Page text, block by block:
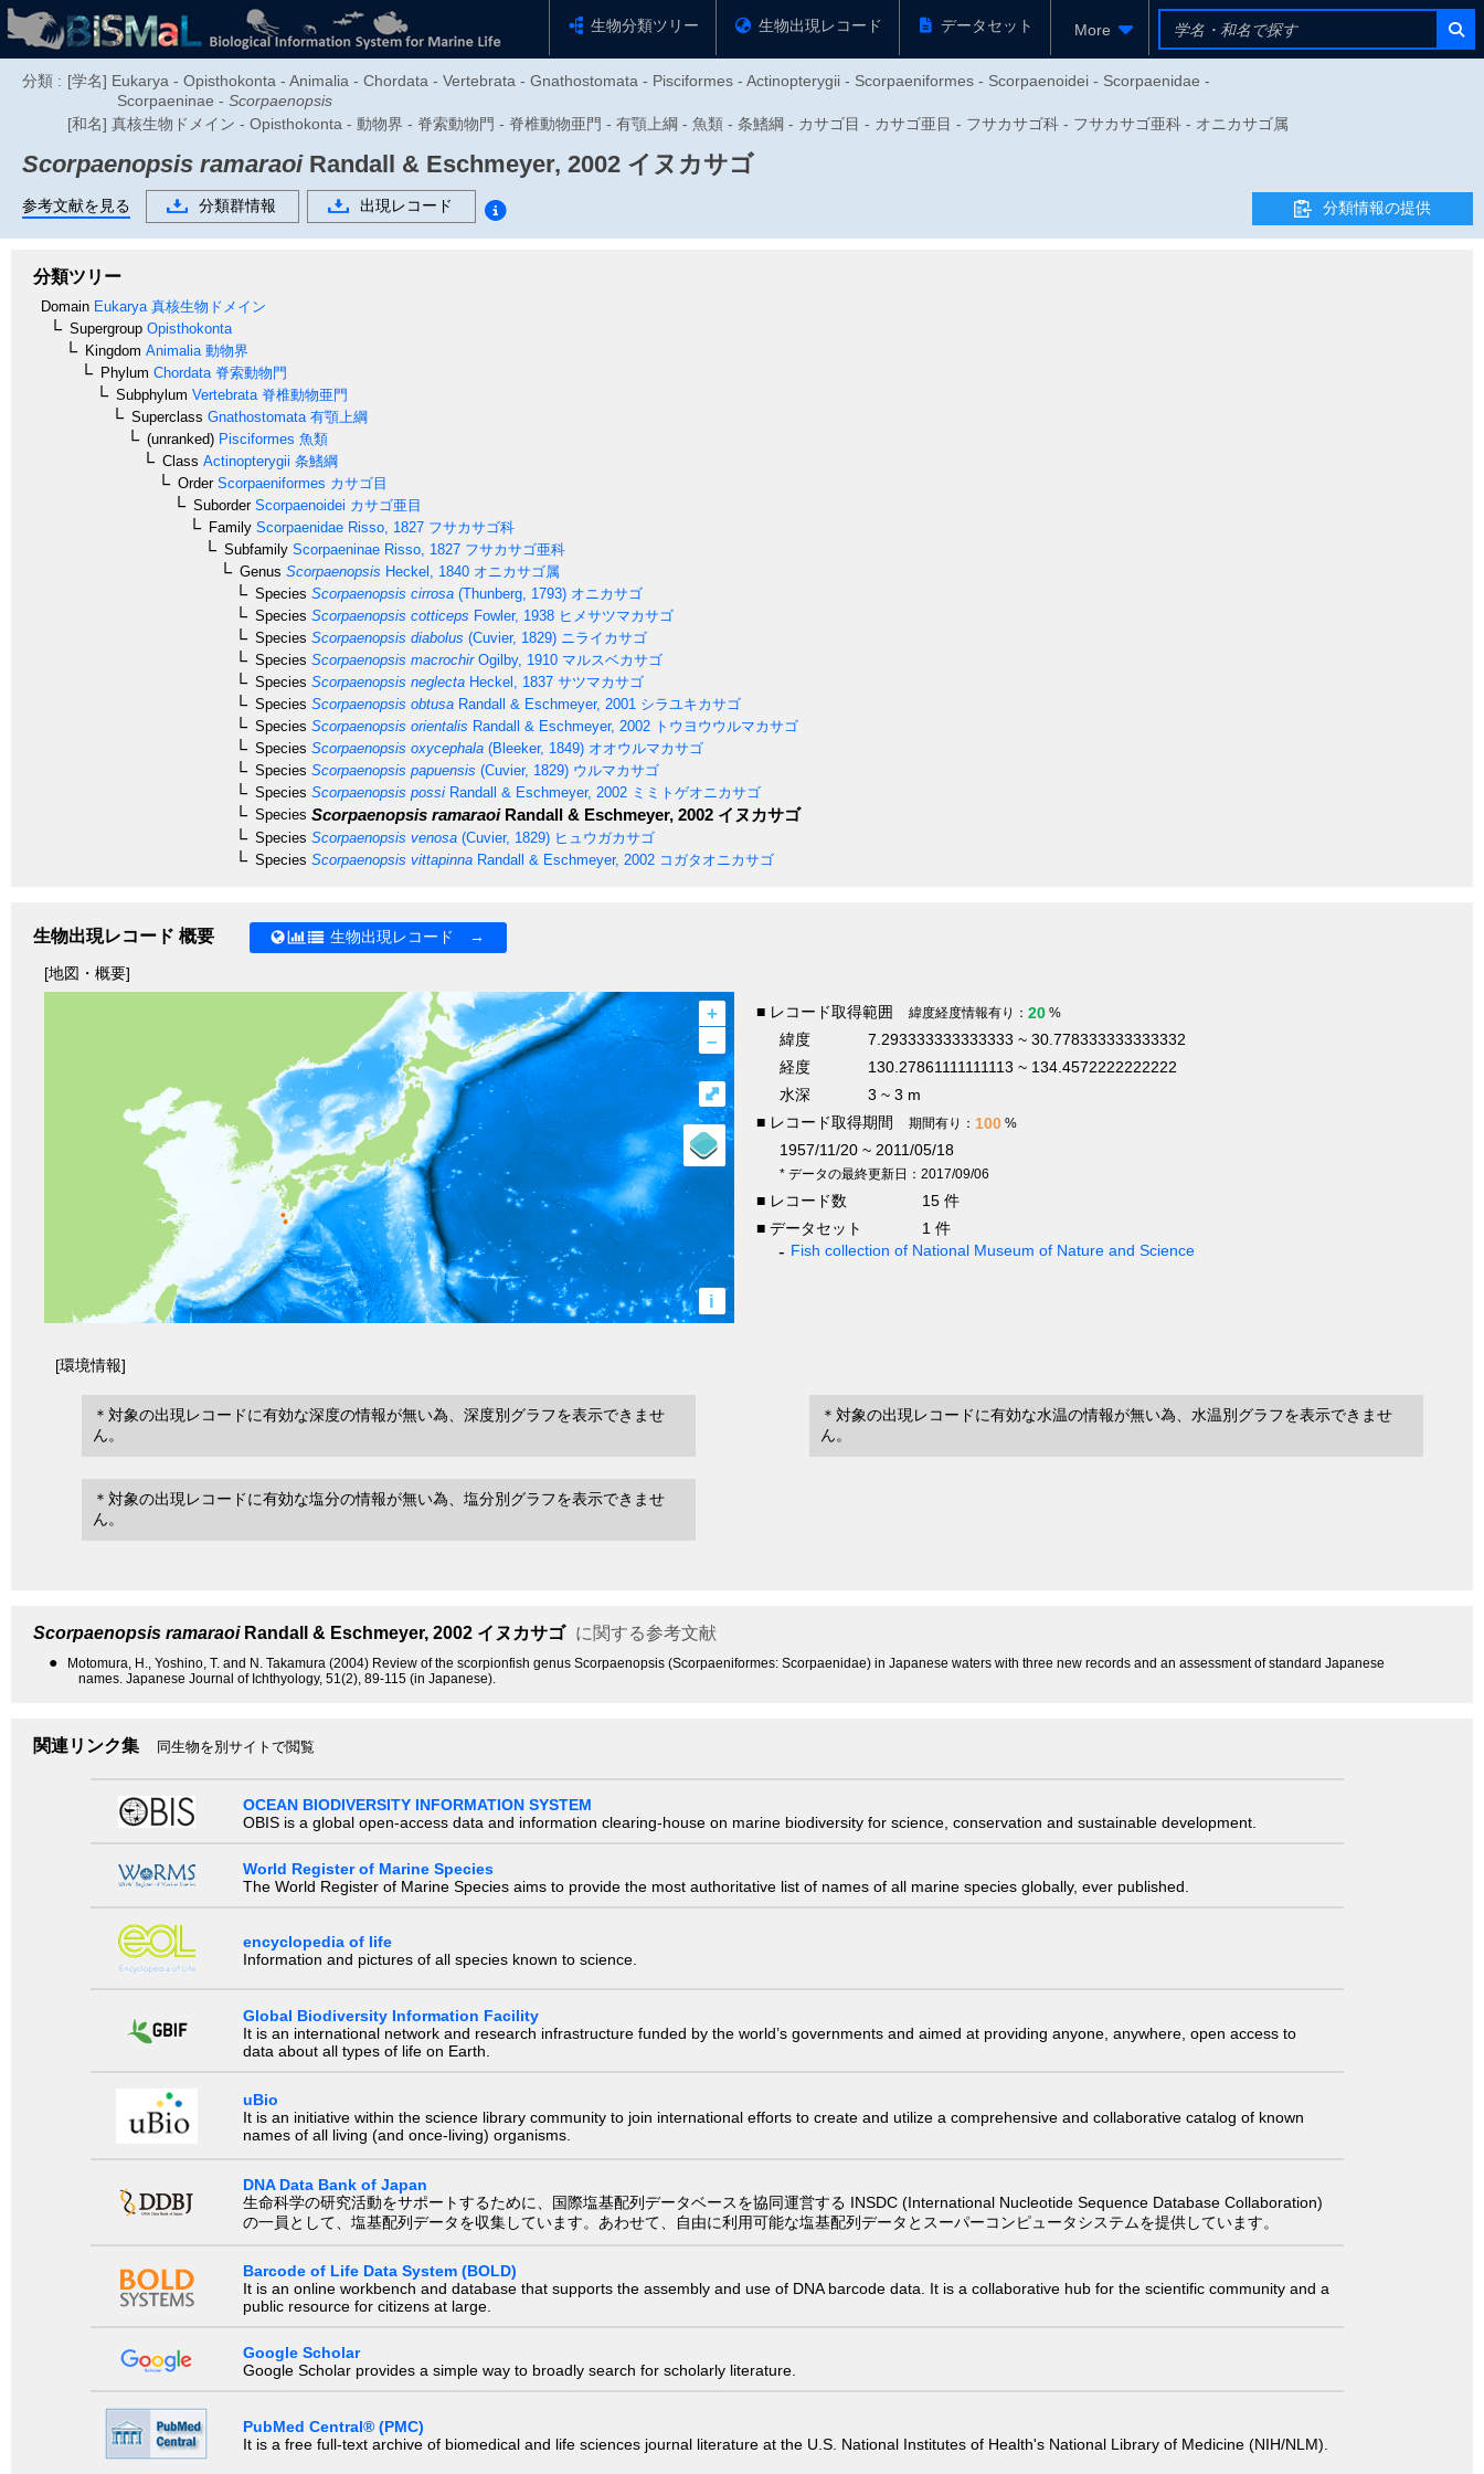
生物分類ツリー 生物出現レコード データセット More
分類 : [学名] Eukarya - Opisthokonta - Animalia - Chordata - Vertebrata - Gnathostomata - Pisciformes - Actinopterygii - Scorpaeniformes - Scorpaenoidei - Scorpaenidae -
Scorpaeninae - Scorpaenopsis
[和名] 真核生物ドメイン - Opisthokonta - 動物界 - 脊索動物門 - 脊椎動物亜門 - 有顎上綱 - 魚類 - 条鰭綱 - カサゴ目 - カサゴ亜目 - フサカサゴ科 - フサカサゴ亜科 - オニカサゴ属
Scorpaenopsis ramaraoiRandall & Eschmeyer, 2002 イヌカサゴ
参考文献を見る 分類群情報 出現レコード 分類情報の提供
分類ツリー
Domain Eukarya 真核生物ドメイン
Supergroup Opisthokonta
Kingdom Animalia 動物界
Phylum Chordata 脊索動物門
Subphylum Vertebrata 脊椎動物亜門
Superclass Gnathostomata 有顎上綱
(unranked) Pisciformes 魚類
Class Actinopterygii 条鰭綱
OrderScorpaeniformes カサゴ目
SuborderScorpaenoidei カサゴ亜目
Family Scorpaenidae Risso, 1827 フサカサゴ科
Subfamily Scorpaeninae Risso, 1827 フサカサゴ亜科
Genus Scorpaenopsis Heckel, 1840 オニカサゴ属
Species Scorpaenopsis cirrosa (Thunberg, 1793) オニカサゴ
Species Scorpaenopsis cotticeps Fowler, 1938 ヒメサツマカサゴ
Species Scorpaenopsis diabolus (Cuvier, 1829) ニライカサゴ
Species Scorpaenopsis macrochirOgilby, 1910 マルスベカサゴ
Species Scorpaenopsis neglecta Heckel, 1837 サツマカサゴ
Species Scorpaenopsis obtusa Randall & Eschmeyer, 2001 シラユキカサゴ
Species Scorpaenopsis orientalis Randall & Eschmeyer, 2002 トウヨウウルマカサゴ
Species Scorpaenopsis oxycephala (Bleeker, 1849) オオウルマカサゴ
Species Scorpaenopsis papuensis (Cuvier, 1829) ウルマカサゴ
Species Scorpaenopsis possi Randall & Eschmeyer, 2002 ミミトゲオニカサゴ
Species Scorpaenopsis ramaraoiRandall & Eschmeyer, 2002 イヌカサゴ
Species Scorpaenopsis venosa (Cuvier, 1829) ヒュウガカサゴ
Species Scorpaenopsis vittapinna Randall & Eschmeyer, 2002 コガタオニカサゴ
生物出現レコード 概要 生物出現レコード →
[地図・概要]
+
–
i
⤢
■ レコード取得範囲 緯度経度情報有り： 20 %
緯度
7.293333333333333 ~ 30.778333333333332
経度
130.27861111111113 ~ 134.4572222222222
水深
3 ~ 3 m
■ レコード取得期間
期間有り： 100 %
1957/11/20 ~ 2011/05/18
* データの最終更新日：2017/09/06
■ レコード数
15 件
■ データセット
1 件
Fish collection of National Museum of Nature and Science
[環境情報]
＊対象の出現レコードに有効な深度の情報が無い為、深度別グラフを表示できませ
ん。
＊対象の出現レコードに有効な水温の情報が無い為、水温別グラフを表示できませ
ん。
＊対象の出現レコードに有効な塩分の情報が無い為、塩分別グラフを表示できませ
ん。
Scorpaenopsis ramaraoiRandall & Eschmeyer, 2002 イヌカサゴ に関する参考文献
●
Motomura, H., Yoshino, T. and N. Takamura (2004) Review of the scorpionfish genus Scorpaenopsis (Scorpaeniformes: Scorpaenidae) in Japanese waters with three new records and an assessment of standard Japanese
names. Japanese Journal of Ichthyology, 51(2), 89-115 (in Japanese).
関連リンク集 同生物を別サイトで閲覧
OCEAN BIODIVERSITY INFORMATION SYSTEM
OBIS is a global open-access data and information clearing-house on marine biodiversity for science, conservation and sustainable development.
World Register of Marine Species
The World Register of Marine Species aims to provide the most authoritative list of names of all marine species globally, ever published.
encyclopedia of life
Information and pictures of all species known to science.
Global Biodiversity Information Facility
It is an international network and research infrastructure funded by the world’s governments and aimed at providing anyone, anywhere, open access to
data about all types of life on Earth.
uBio
It is an initiative within the science library community to join international efforts to create and utilize a comprehensive and collaborative catalog of known
names of all living (and once-living) organisms.
DNA Data Bank of Japan
生命科学の研究活動をサポートするために、国際塩基配列データベースを協同運営する INSDC (International Nucleotide Sequence Database Collaboration)
の一員として、塩基配列データを収集しています。あわせて、自由に利用可能な塩基配列データとスーパーコンピュータシステムを提供しています。
Barcode of Life Data System (BOLD)
It is an online workbench and database that supports the assembly and use of DNA barcode data. It is a collaborative hub for the scientific community and a
public resource for citizens at large.
Google Scholar
Google Scholar provides a simple way to broadly search for scholarly literature.
PubMed Central® (PMC)
It is a free full-text archive of biomedical and life sciences journal literature at the U.S. National Institutes of Health's National Library of Medicine (NIH/NLM).